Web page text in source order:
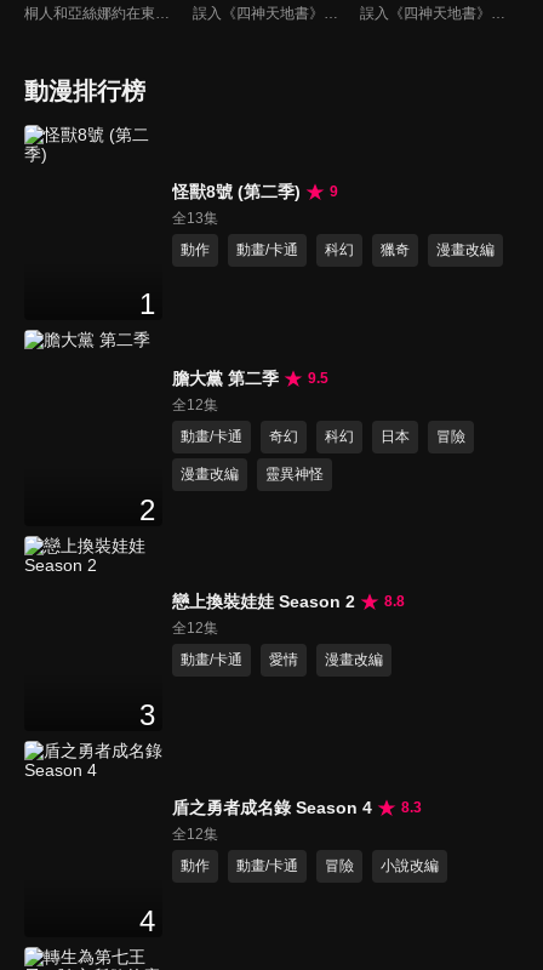
桐人和亞絲娜約在東京的皇居見面，兩人談論著現實與虛擬世界的不同。此時，在線上遊戲Gun Gail Online中，發生有人在遊戲裡受到槍擊，現實中也心臟衰竭的奇特案件。政府「假想課」的課員菊岡調二郎找上了桐人，希望他能潛入Gun Gail Online與兇手接觸...。 誤入《四神天地書》世界的女主角們分別成為四個不同國家裡代表該國所屬之神的巫女。女主角們必須集結自己所屬的七星士，召喚出神明（神獸）拯救國家。其中，女主角夕城美朱被當作是紅南國的「朱雀巫女」，而美朱與自己手下「朱雀七星士」之一鬼宿發展出一段戀愛故事。 誤入《四神天地書》世界的女主角們分別成為四個不同國家裡代表該國所屬之神的巫女。女主角們必須集結自己所屬的七星士，召喚出神明（神獸）拯救國家。其中，女主角夕城美朱被當作是紅南國的「朱雀巫女」，而美朱與自己手下「朱雀七星士」之一鬼宿發展出一段戀愛故事。
動漫排行榜
1
怪獸8號 (第二季)
9
全13集
動作
動畫/卡通 科幻 獵奇 漫畫改編
2
膽大黨 第二季
9.5
全12集
動畫/卡通
奇幻 科幻 日本 冒險
漫畫改編 靈異神怪
3
戀上換裝娃娃 Season 2
8.8
全12集
動畫/卡通
愛情 漫畫改編
4
盾之勇者成名錄 Season 4
8.3
全12集
動作
動畫/卡通 冒險 小說改編